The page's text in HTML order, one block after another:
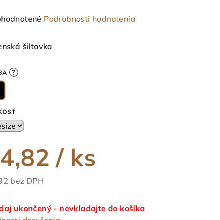
Podrobnosti hodnotenia
šiltovka
?
/ ks
bez DPH
ukončený - nevkladajte do košíka